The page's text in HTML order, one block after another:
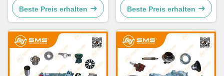
Beste Preis erhalten
Beste Preis erhalten